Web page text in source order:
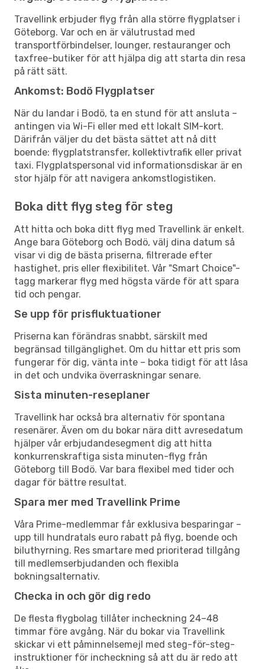
Travellink erbjuder flyg från alla större flygplatser i
Göteborg. Var och en är välutrustad med
transportförbindelser, lounger, restauranger och
taxfree-butiker för att hjälpa dig att starta din resa
på rätt sätt.
Ankomst: Bodö Flygplatser
När du landar i Bodö, ta en stund för att ansluta –
antingen via Wi-Fi eller med ett lokalt SIM-kort.
Därifrån väljer du det bästa sättet att nå ditt
boende: flygplatstransfer, kollektivtrafik eller privat
taxi. Flygplatspersonal vid informationsdiskar är en
stor hjälp för att navigera ankomstlogistiken.
Boka ditt flyg steg för steg
Att hitta och boka ditt flyg med Travellink är enkelt.
Ange bara Göteborg och Bodö, välj dina datum så
visar vi dig de bästa priserna, filtrerade efter
hastighet, pris eller flexibilitet. Vår "Smart Choice"-
tagg markerar flyg med högsta värde för att spara
tid och pengar.
Se upp för prisfluktuationer
Priserna kan förändras snabbt, särskilt med
begränsad tillgänglighet. Om du hittar ett pris som
fungerar för dig, vänta inte – boka tidigt för att låsa
in det och undvika överraskningar senare.
Sista minuten-reseplaner
Travellink har också bra alternativ för spontana
resenärer. Även om du bokar nära ditt avresedatum
hjälper vår erbjudandesegment dig att hitta
konkurrenskraftiga sista minuten-flyg från
Göteborg till Bodö. Var bara flexibel med tider och
dagar för bättre resultat.
Spara mer med Travellink Prime
Våra Prime-medlemmar får exklusiva besparingar –
upp till hundratals euro rabatt på flyg, boende och
biluthyrning. Res smartare med prioriterad tillgång
till medlemserbjudanden och flexibla
bokningsalternativ.
Checka in och gör dig redo
De flesta flygbolag tillåter incheckning 24–48
timmar före avgång. När du bokar via Travellink
skickar vi ett påminnelsemejl med steg-för-steg-
instruktioner för incheckning så att du är redo att